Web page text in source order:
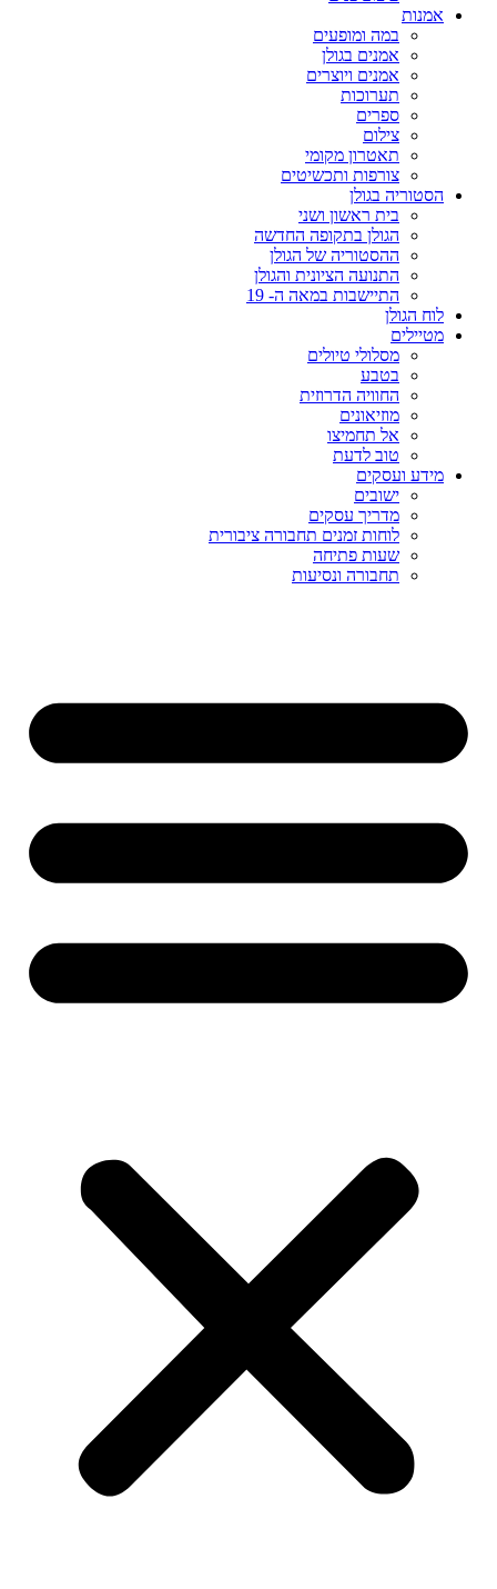
אמנות
במה ומופעים
אמנים בגולן
אמנים ויוצרים
תערוכות
ספרים
צילום
תאטרון מקומי
צורפות ותכשיטים
הסטוריה בגולן
בית ראשון ושני
הגולן בתקופה החדשה
ההסטוריה של הגולן
התנועה הציונית והגולן
התיישבות במאה ה- 19
לוח הגולן
מטיילים
מסלולי טיולים
בטבע
החוויה הדרוזית
מוזיאונים
אל תחמיצו
טוב לדעת
מידע ועסקים
ישובים
מדריך עסקים
לוחות זמנים תחבורה ציבורית
שעות פתיחה
תחבורה ונסיעות